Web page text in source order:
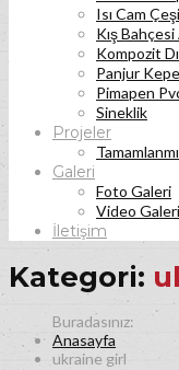
Isı Cam
Kış Bahçesi
Kompozit
Panjur
Pimapen
Sineklik
Projeler
Galeri
Foto Galeri
Video Galeri
İletişim
Kategori:
Anasayfa
ukraine girl